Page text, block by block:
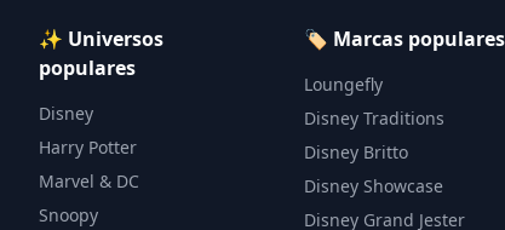
✨ Universos
populares
Disney
Harry Potter
Marvel & DC
Snoopy
🏷️ Marcas populares
Loungefly
Disney Traditions
Disney Britto
Disney Showcase
Disney Grand Jester